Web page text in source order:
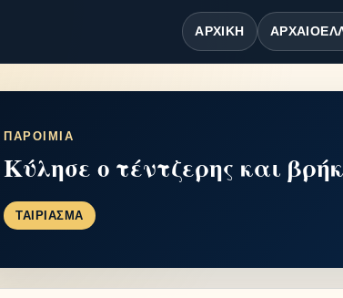
ΑΡΧΙΚΉ
ΠΑΡΟΙΜΙΑ
Κύλησε ο τέντζερης και
ΤΑΙΡΙΑΣΜΑ